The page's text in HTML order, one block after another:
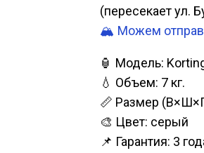
(пересекает ул.
🏔️ Можем
🏮 Модель:
💧 Объем: 7 кг.
📏 Размер
🎨 Цвет: серый
📌 Гарантия: 3